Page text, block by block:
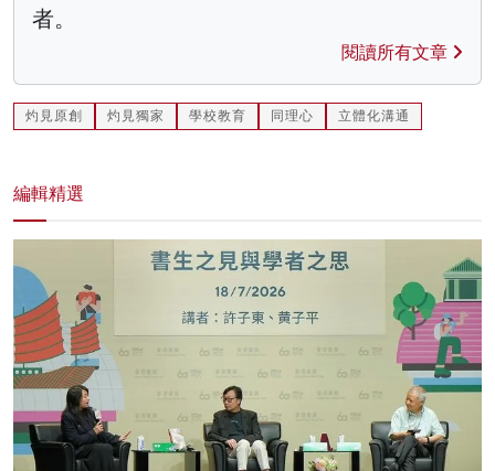
者。
閱讀所有文章
灼見原創 灼見獨家 學校教育 同理心 立體化溝通
編輯精選